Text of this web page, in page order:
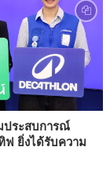
ประสบการณ์
ฟ ยิ่งได้รับความ